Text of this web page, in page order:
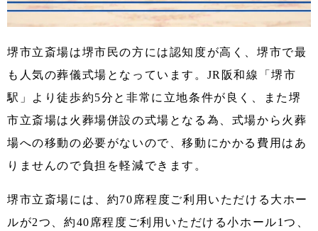
堺市立斎場は堺市民の方には認知度が高く、堺市で最
も人気の葬儀式場となっています。JR阪和線「堺市
駅」より徒歩約5分と非常に立地条件が良く、また堺
市立斎場は火葬場併設の式場となる為、式場から火葬
場への移動の必要がないので、移動にかかる費用はあ
りませんので負担を軽減できます。
堺市立斎場には、約70席程度ご利用いただける大ホー
ルが2つ、約40席程度ご利用いただける小ホール1つ、